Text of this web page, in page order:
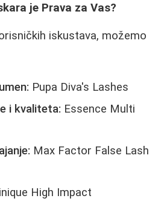
je Prava za Vas?
iskustava, možemo
Pupa Diva's Lashes
i kvaliteta: Essence Multi
Max Factor False Lash
High Impact